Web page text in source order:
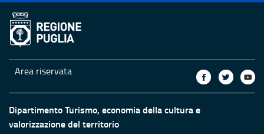
Area riservata
Dipartimento Turismo, economia della cultura e
valorizzazione del territorio